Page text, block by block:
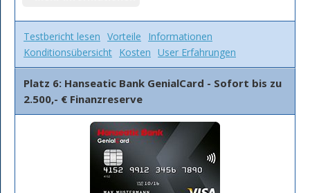
Testbericht lesen Vorteile
Informationen
Konditionsübersicht Kosten User Erfahrungen
Platz 6: Hanseatic Bank GenialCard - Sofort bis zu
2.500,- € Finanzreserve